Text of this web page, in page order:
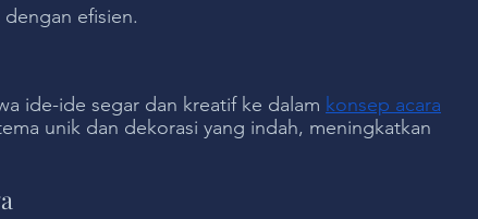
efisien.
ide-ide segar dan kreatif ke dalam konsep acara
unik dan dekorasi yang indah, meningkatkan